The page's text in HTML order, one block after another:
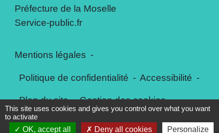
Préfecture de la Moselle
Service-public.fr
Mentions légales -
Politique de confidentialité - Accessibilité -
Plan du site - Gestion des cookies
This site uses cookies and gives you control over what you want
to activate
OK, accept all
Deny all cookies Personalize